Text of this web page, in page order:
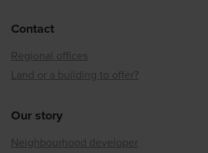
Contact
Regional offices
Land or a building to offer?
Our story
Neighbourhood developer